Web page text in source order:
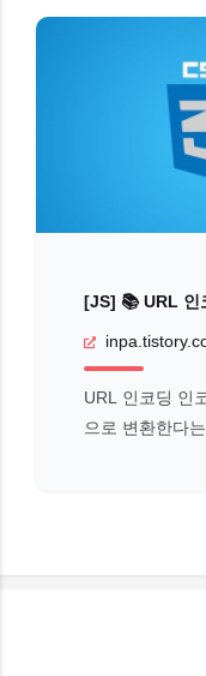
[JS] 📚 URL 인
URL 인코딩 인
으로 변환한다